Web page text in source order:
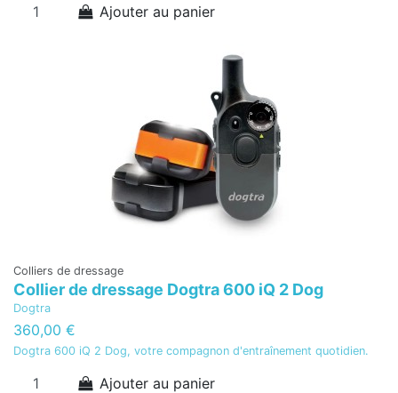
Ajouter au panier
Colliers de dressage
Collier de dressage Dogtra 600 iQ 2 Dog
Dogtra
360,00 €
Dogtra 600 iQ 2 Dog, votre compagnon d'entraînement quotidien.
Ajouter au panier